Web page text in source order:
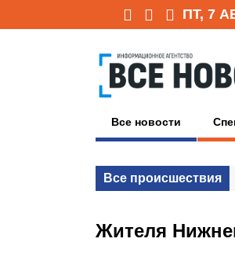
ПТ, 7
Все новости
Все происшествия
Жителя